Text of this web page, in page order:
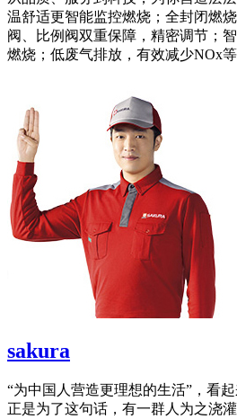
温舒适更智能监控燃烧；全封闭燃
阀、比例阀双重保障，精密调节；
燃烧；低废气排放，有效减少NOx
sakura
‍‍‍‍“为中国人营造更理想的生活”，看
正是为了这句话，有一群人为之浇